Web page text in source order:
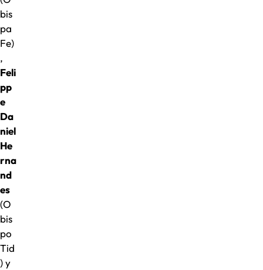
bis
pa
Fe)
,
Feli
pp
e
Da
niel
He
rna
nd
es
(O
bis
po
Tid
) y